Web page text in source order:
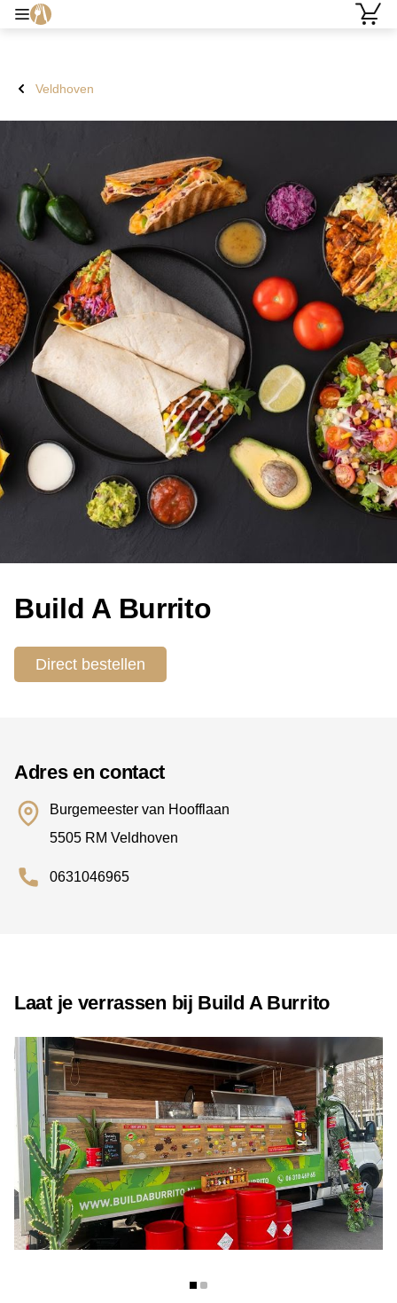
Veldhoven
Build A Burrito
Direct bestellen
Adres en contact
Burgemeester van Hoofflaan
5505 RM Veldhoven
0631046965
Laat je verrassen bij Build A Burrito